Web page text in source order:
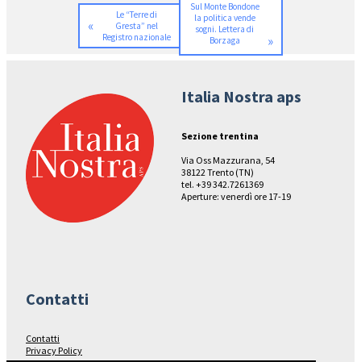
«
Le “Terre di
Gresta” nel
Registro nazionale
Sul Monte Bondone
la politica vende
sogni. Lettera di
Borzaga
»
Italia Nostra aps
Sezione trentina
Via Oss Mazzurana, 54
38122 Trento (TN)
tel. +39 342.7261369
Aperture: venerdì ore 17-19
Contatti
Contatti
Privacy Policy